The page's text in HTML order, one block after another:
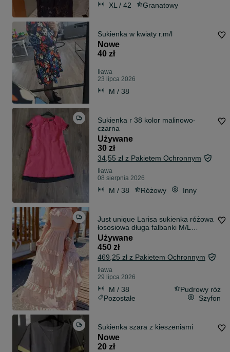
XL / 42 Granatowy
Sukienka w kwiaty r.m/l
Nowe
40 zł
Iława
23 lipca 2026
M / 38
Sukienka r 38 kolor malinowo-
czarna
Używane
30 zł
34,55 zł z Pakietem Ochronnym
Iława
08 sierpnia 2026
M / 38 Różowy Inny
Just unique Larisa sukienka różowa
łososiowa długa falbanki M/L
szyfon
Używane
450 zł
469,25 zł z Pakietem Ochronnym
Iława
29 lipca 2026
M / 38
Pudrowy róż
Pozostałe
Szyfon
Sukienka szara z kieszeniami
Nowe
20 zł